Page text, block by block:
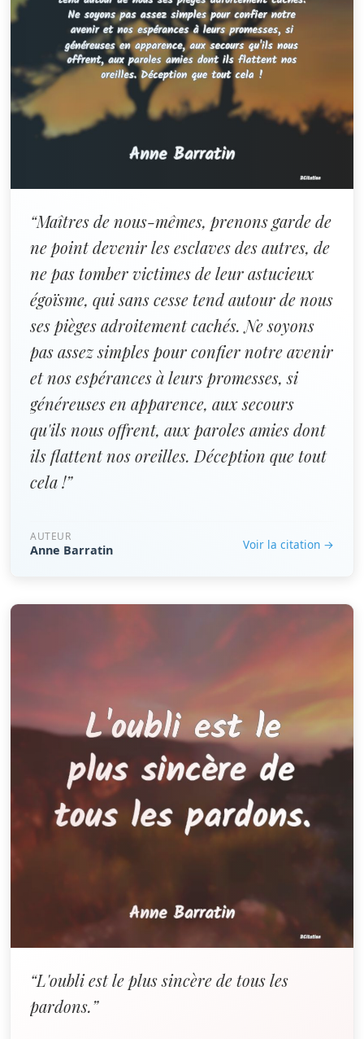
“Maîtres de nous-mêmes, prenons garde de
ne point devenir les esclaves des autres, de
ne pas tomber victimes de leur astucieux
égoïsme, qui sans cesse tend autour de nous
ses pièges adroitement cachés. Ne soyons
pas assez simples pour confier notre avenir
et nos espérances à leurs promesses, si
généreuses en apparence, aux secours
qu'ils nous offrent, aux paroles amies dont
ils flattent nos oreilles. Déception que tout
cela !”
AUTEUR
Anne Barratin Voir la citation →
“L'oubli est le plus sincère de tous les
pardons.”